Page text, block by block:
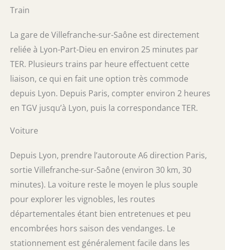
Train
La gare de Villefranche-sur-Saône est directement
reliée à Lyon-Part-Dieu en environ 25 minutes par
TER. Plusieurs trains par heure effectuent cette
liaison, ce qui en fait une option très commode
depuis Lyon. Depuis Paris, compter environ 2 heures
en TGV jusqu’à Lyon, puis la correspondance TER.
Voiture
Depuis Lyon, prendre l’autoroute A6 direction Paris,
sortie Villefranche-sur-Saône (environ 30 km, 30
minutes). La voiture reste le moyen le plus souple
pour explorer les vignobles, les routes
départementales étant bien entretenues et peu
encombrées hors saison des vendanges. Le
stationnement est généralement facile dans les